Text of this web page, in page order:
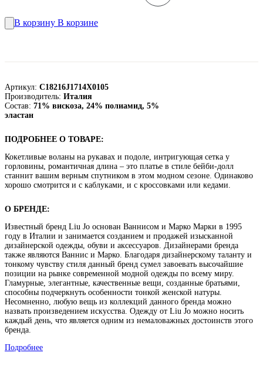
В корзину В корзине
Артикул: C18216J1714X0105
Производитель: Италия
Состав: 71% вискоза, 24% полиамид, 5%
эластан
ПОДРОБНЕЕ О ТОВАРЕ:
Кокетливые воланы на рукавах и подоле, интригующая сетка у
горловины, романтичная длина – это платье в стиле бейби-долл
станнит вашим верным спутником в этом модном сезоне. Одинаково
хорошо смотрится и с каблуками, и с кроссовками или кедами.
О БРЕНДЕ:
Известный бренд Liu Jo основан Ваннисом и Марко Марки в 1995
году в Италии и занимается созданием и продажей изысканной
дизайнерской одежды, обуви и аксессуаров. Дизайнерами бренда
также являются Ваннис и Марко. Благодаря дизайнерскому таланту и
тонкому чувству стиля данный бренд сумел завоевать высочайшие
позиции на рынке современной модной одежды по всему миру.
Гламурные, элегантные, качественные вещи, созданные братьями,
способны подчеркнуть особенности тонкой женской натуры.
Несомненно, любую вещь из коллекций данного бренда можно
назвать произведением искусства. Одежду от Liu Jo можно носить
каждый день, что является одним из немаловажных достоинств этого
бренда.
Подробнее